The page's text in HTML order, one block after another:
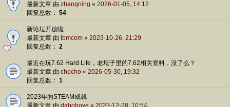
最新文章 由 zhangning « 2026-01-05, 14:12
回复总数： 54
新论坛开放啦
最新文章 由 Ibmcom « 2023-10-26, 21:29
回复总数： 2
最近在玩7.62 Hard Life，老坛子里的7.62相关资料，没了么？
最新文章 由 chocho « 2026-05-30, 19:32
回复总数： 1
2023年的STEAM成就